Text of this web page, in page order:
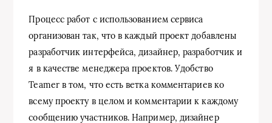
Процесс работ с использованием сервиса
организован так, что в каждый проект добавлены
разработчик интерфейса, дизайнер, разработчик и
я в качестве менеджера проектов. Удобство
Teamer в том, что есть ветка комментариев ко
всему проекту в целом и комментарии к каждому
сообщению участников. Например, дизайнер